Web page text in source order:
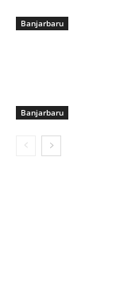
Banjarbaru
Banjarbaru